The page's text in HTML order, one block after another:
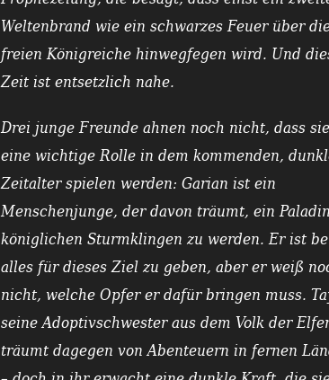
Weltenbrand wie ein schwarzes Feuer über
freien Königreiche hinwegfegen wird. Und
Zeit ist entsetzlich nahe.
Drei junge Freunde ahnen noch nicht, dass sie
eine wichtige Rolle in dem kommenden,
Zeitalter spielen werden: Garian ist ein
Menschenjunge, der davon träumt, ein
königlichen Sturmklingen zu werden. Er ist
alles für dieses Ziel zu geben, aber er weiß
nicht, welche Opfer er dafür bringen muss.
seine Adoptivschwester aus dem Volk der
träumt dagegen von Abenteuern in fernen